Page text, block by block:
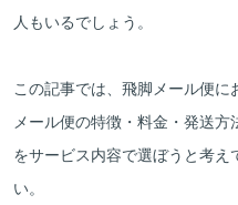
人もいるでしょう。
この記事では、飛脚メール便に
メール便の特徴・料金・発送
をサービス内容で選ぼうと考
い。